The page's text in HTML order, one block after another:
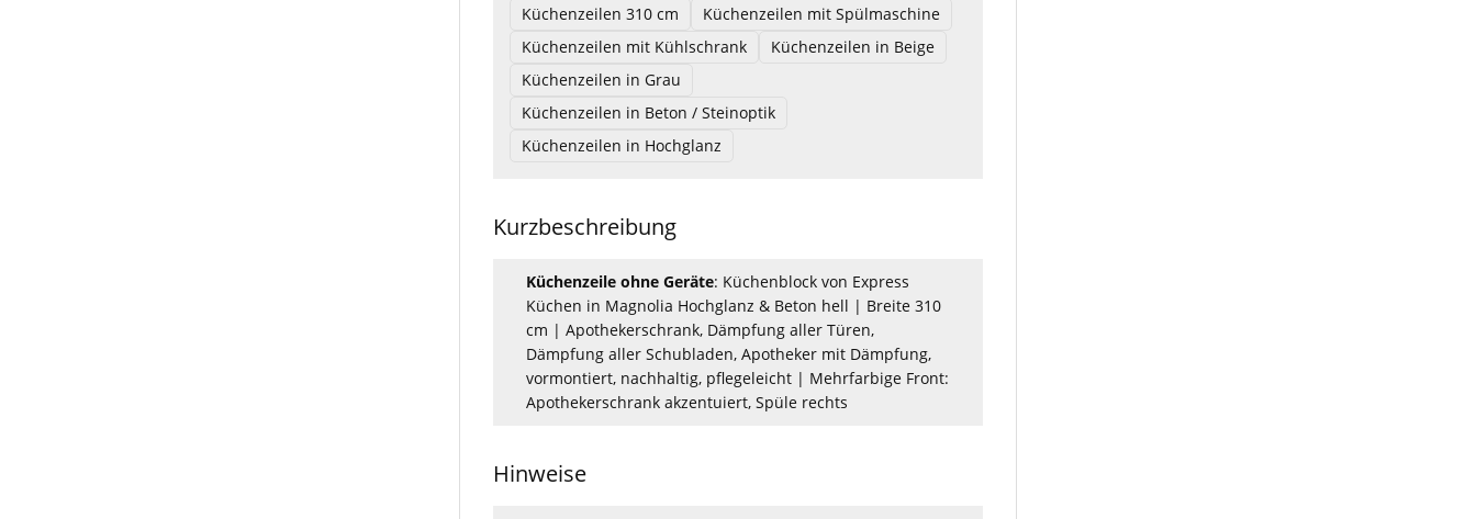
Küchenzeilen 310 cm
Küchenzeilen mit Spülmaschine
Küchenzeilen mit Kühlschrank
Küchenzeilen in Beige
Küchenzeilen in Grau
Küchenzeilen in Beton / Steinoptik
Küchenzeilen in Hochglanz
Kurzbeschreibung
Küchenzeile ohne Geräte: Küchenblock von Express
Küchen in Magnolia Hochglanz & Beton hell | Breite 310
cm | Apothekerschrank, Dämpfung aller Türen,
Dämpfung aller Schubladen, Apotheker mit Dämpfung,
vormontiert, nachhaltig, pflegeleicht | Mehrfarbige Front:
Apothekerschrank akzentuiert, Spüle rechts
Hinweise